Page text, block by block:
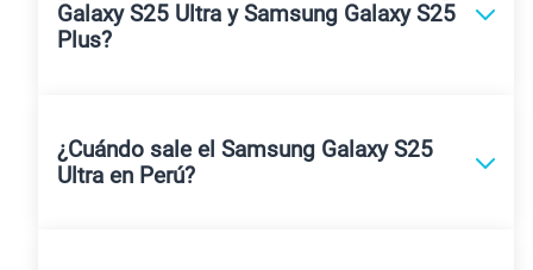
Galaxy S25 Ultra y Samsung Galaxy S25
Plus?
¿Cuándo sale el Samsung Galaxy S25
Ultra en Perú?